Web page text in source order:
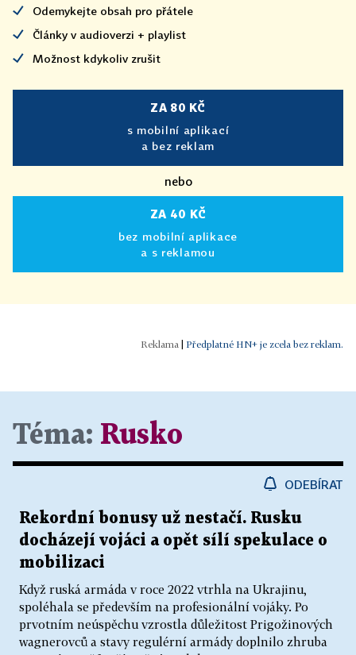
Odemykejte obsah pro přátele
Články v audioverzi + playlist
Možnost kdykoliv zrušit
ZA 80 KČ
s mobilní aplikací
a bez reklam
nebo
ZA 40 KČ
bez mobilní aplikace
a s reklamou
Předplatné HN+ je zcela bez reklam.
Téma: Rusko
ODEBÍRAT
Rekordní bonusy už nestačí. Rusku
docházejí vojáci a opět sílí spekulace o
mobilizaci
Když ruská armáda v roce 2022 vtrhla na Ukrajinu,
spoléhala se především na profesionální vojáky. Po
prvotním neúspěchu vzrostla důležitost Prigožinových
wagnerovců a stavy regulérní armády doplnilo zhruba